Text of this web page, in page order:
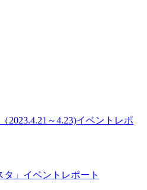
2023.4.21～4.23)イベントレポ
」イベントレポート